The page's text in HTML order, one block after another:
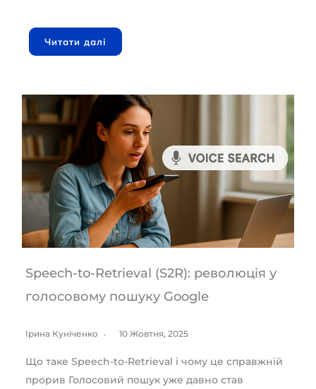
Читати далі
Speech-to-Retrieval (S2R): революція у
голосовому пошуку Google
Ірина Куніченко 10 Жовтня, 2025
Що таке Speech-to-Retrieval і чому це справжній
прорив Голосовий пошук уже давно став